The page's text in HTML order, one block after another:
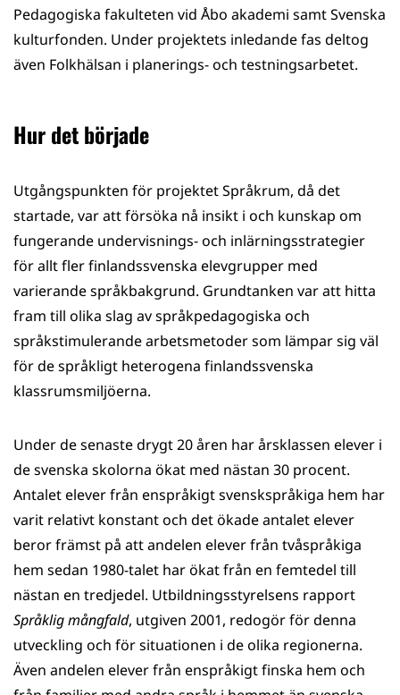
Pedagogiska fakulteten vid Åbo akademi samt Svenska
kulturfonden. Under projektets inledande fas deltog
även Folkhälsan i planerings- och testnings­arbetet.
Hur det började
Utgångspunkten för projektet Språkrum, då det
startade, var att försöka nå insikt i och kunskap om
fungerande undervisnings- och inlärningsstrategier
för allt fler finlandssvenska elevgrupper med
varierande språkbakgrund. Grundtanken var att hitta
fram till olika slag av språkpedagogiska och
språkstimulerande arbetsmetoder som lämpar sig väl
för de språkligt heterogena finlandssvenska
klassrumsmiljöerna.
Under de senaste drygt 20 åren har årsklassen elever i
de svenska skolorna ökat med nästan 30 procent.
Antalet elever från enspråkigt svenskspråkiga hem har
varit relativt konstant och det ökade antalet elever
beror främst på att andelen elever från tvåspråkiga
hem sedan 1980-talet har ökat från en femtedel till
nästan en tredjedel. Utbildningsstyrelsens rapport
Språklig mångfald, utgiven 2001, redogör för denna
utveckling och för situationen i de olika regionerna.
Även andelen elever från enspråkigt finska hem och